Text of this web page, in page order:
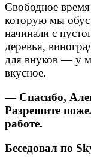
Свободное время
которую мы
начинали с
деревья,
для внуков — у
вкусное.
— Спасибо,
Разрешите
работе.
Беседовал по